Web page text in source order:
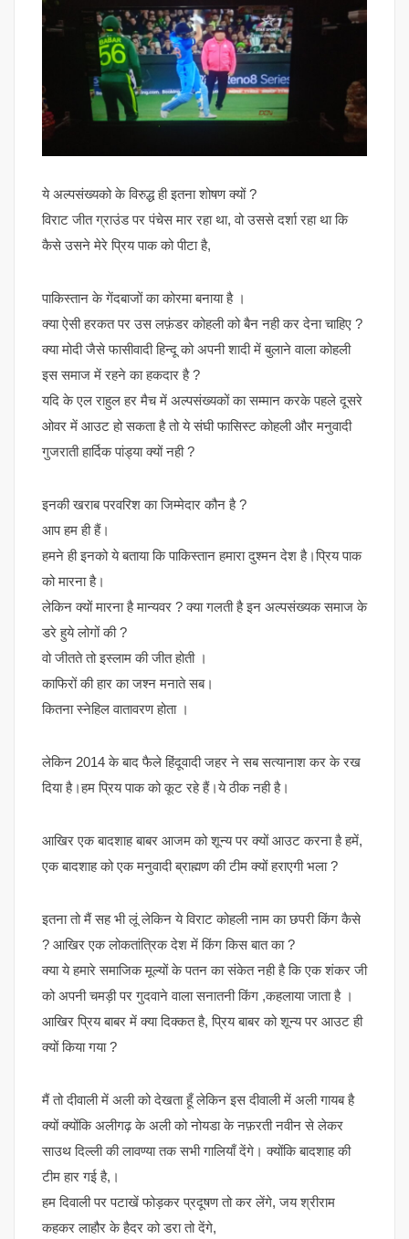
ये अल्पसंख्यको के विरुद्ध ही इतना शोषण क्यों ?
विराट जीत ग्राउंड पर पंचेस मार रहा था, वो उससे दर्शा रहा था कि
कैसे उसने मेरे प्रिय पाक को पीटा है,
पाकिस्तान के गेंदबाजों का कोरमा बनाया है ।
क्या ऐसी हरकत पर उस लफ़ंडर कोहली को बैन नही कर देना चाहिए ?
क्या मोदी जैसे फासीवादी हिन्दू को अपनी शादी में बुलाने वाला कोहली
इस समाज में रहने का हकदार है ?
यदि के एल राहुल हर मैच में अल्पसंख्यकों का सम्मान करके पहले दूसरे
ओवर में आउट हो सकता है तो ये संघी फासिस्ट कोहली और मनुवादी
गुजराती हार्दिक पांड्या क्यों नही ?
इनकी खराब परवरिश का जिम्मेदार कौन है ?
आप हम ही हैं।
हमने ही इनको ये बताया कि पाकिस्तान हमारा दुश्मन देश है।प्रिय पाक
को मारना है।
लेकिन क्यों मारना है मान्यवर ? क्या गलती है इन अल्पसंख्यक समाज के
डरे हुये लोगों की ?
वो जीतते तो इस्लाम की जीत होती ।
काफिरों की हार का जश्न मनाते सब।
कितना स्नेहिल वातावरण होता ।
लेकिन 2014 के बाद फैले हिंदूवादी जहर ने सब सत्यानाश कर के रख
दिया है।हम प्रिय पाक को कूट रहे हैं।ये ठीक नही है।
आखिर एक बादशाह बाबर आजम को शून्य पर क्यों आउट करना है हमें,
एक बादशाह को एक मनुवादी ब्राह्मण की टीम क्यों हराएगी भला ?
इतना तो मैं सह भी लूं लेकिन ये विराट कोहली नाम का छपरी किंग कैसे
? आखिर एक लोकतांत्रिक देश में किंग किस बात का ?
क्या ये हमारे समाजिक मूल्यों के पतन का संकेत नही है कि एक शंकर जी
को अपनी चमड़ी पर गुदवाने वाला सनातनी किंग ,कहलाया जाता है ।
आखिर प्रिय बाबर में क्या दिक्कत है, प्रिय बाबर को शून्य पर आउट ही
क्यों किया गया ?
मैं तो दीवाली में अली को देखता हूँ लेकिन इस दीवाली में अली गायब है
क्यों क्योंकि अलीगढ़ के अली को नोयडा के नफ़रती नवीन से लेकर
साउथ दिल्ली की लावण्या तक सभी गालियाँ देंगे। क्योंकि बादशाह की
टीम हार गई है,।
हम दिवाली पर पटाखें फोड़कर प्रदूषण तो कर लेंगे, जय श्रीराम
कहकर लाहौर के हैदर को डरा तो देंगे,